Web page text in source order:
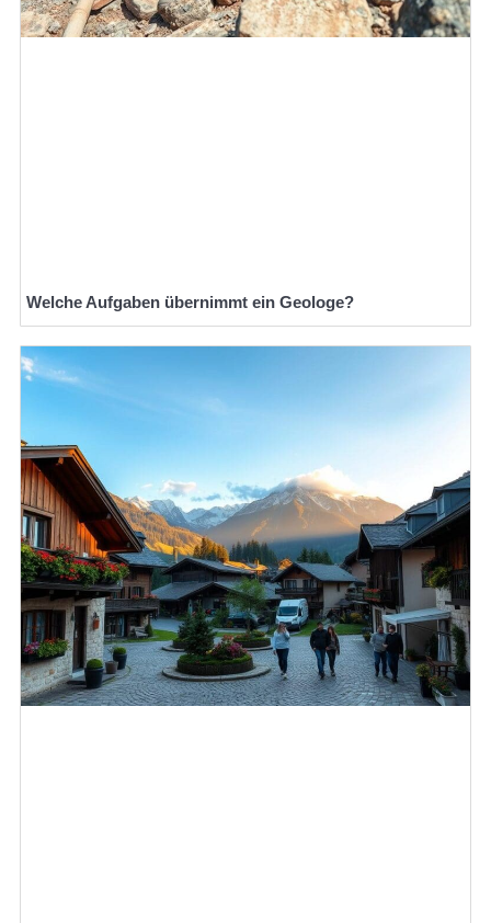
Welche Aufgaben übernimmt ein Geologe?